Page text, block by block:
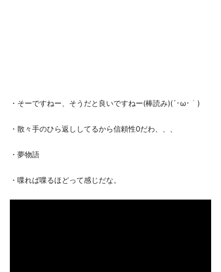
・そーですねー、そうだと良いですねー(棒読み)(´･ω･｀)
・散々手のひら返ししてるから信頼性0だわ、、、
・夢物語
・喋れば喋るほどって感じだな。